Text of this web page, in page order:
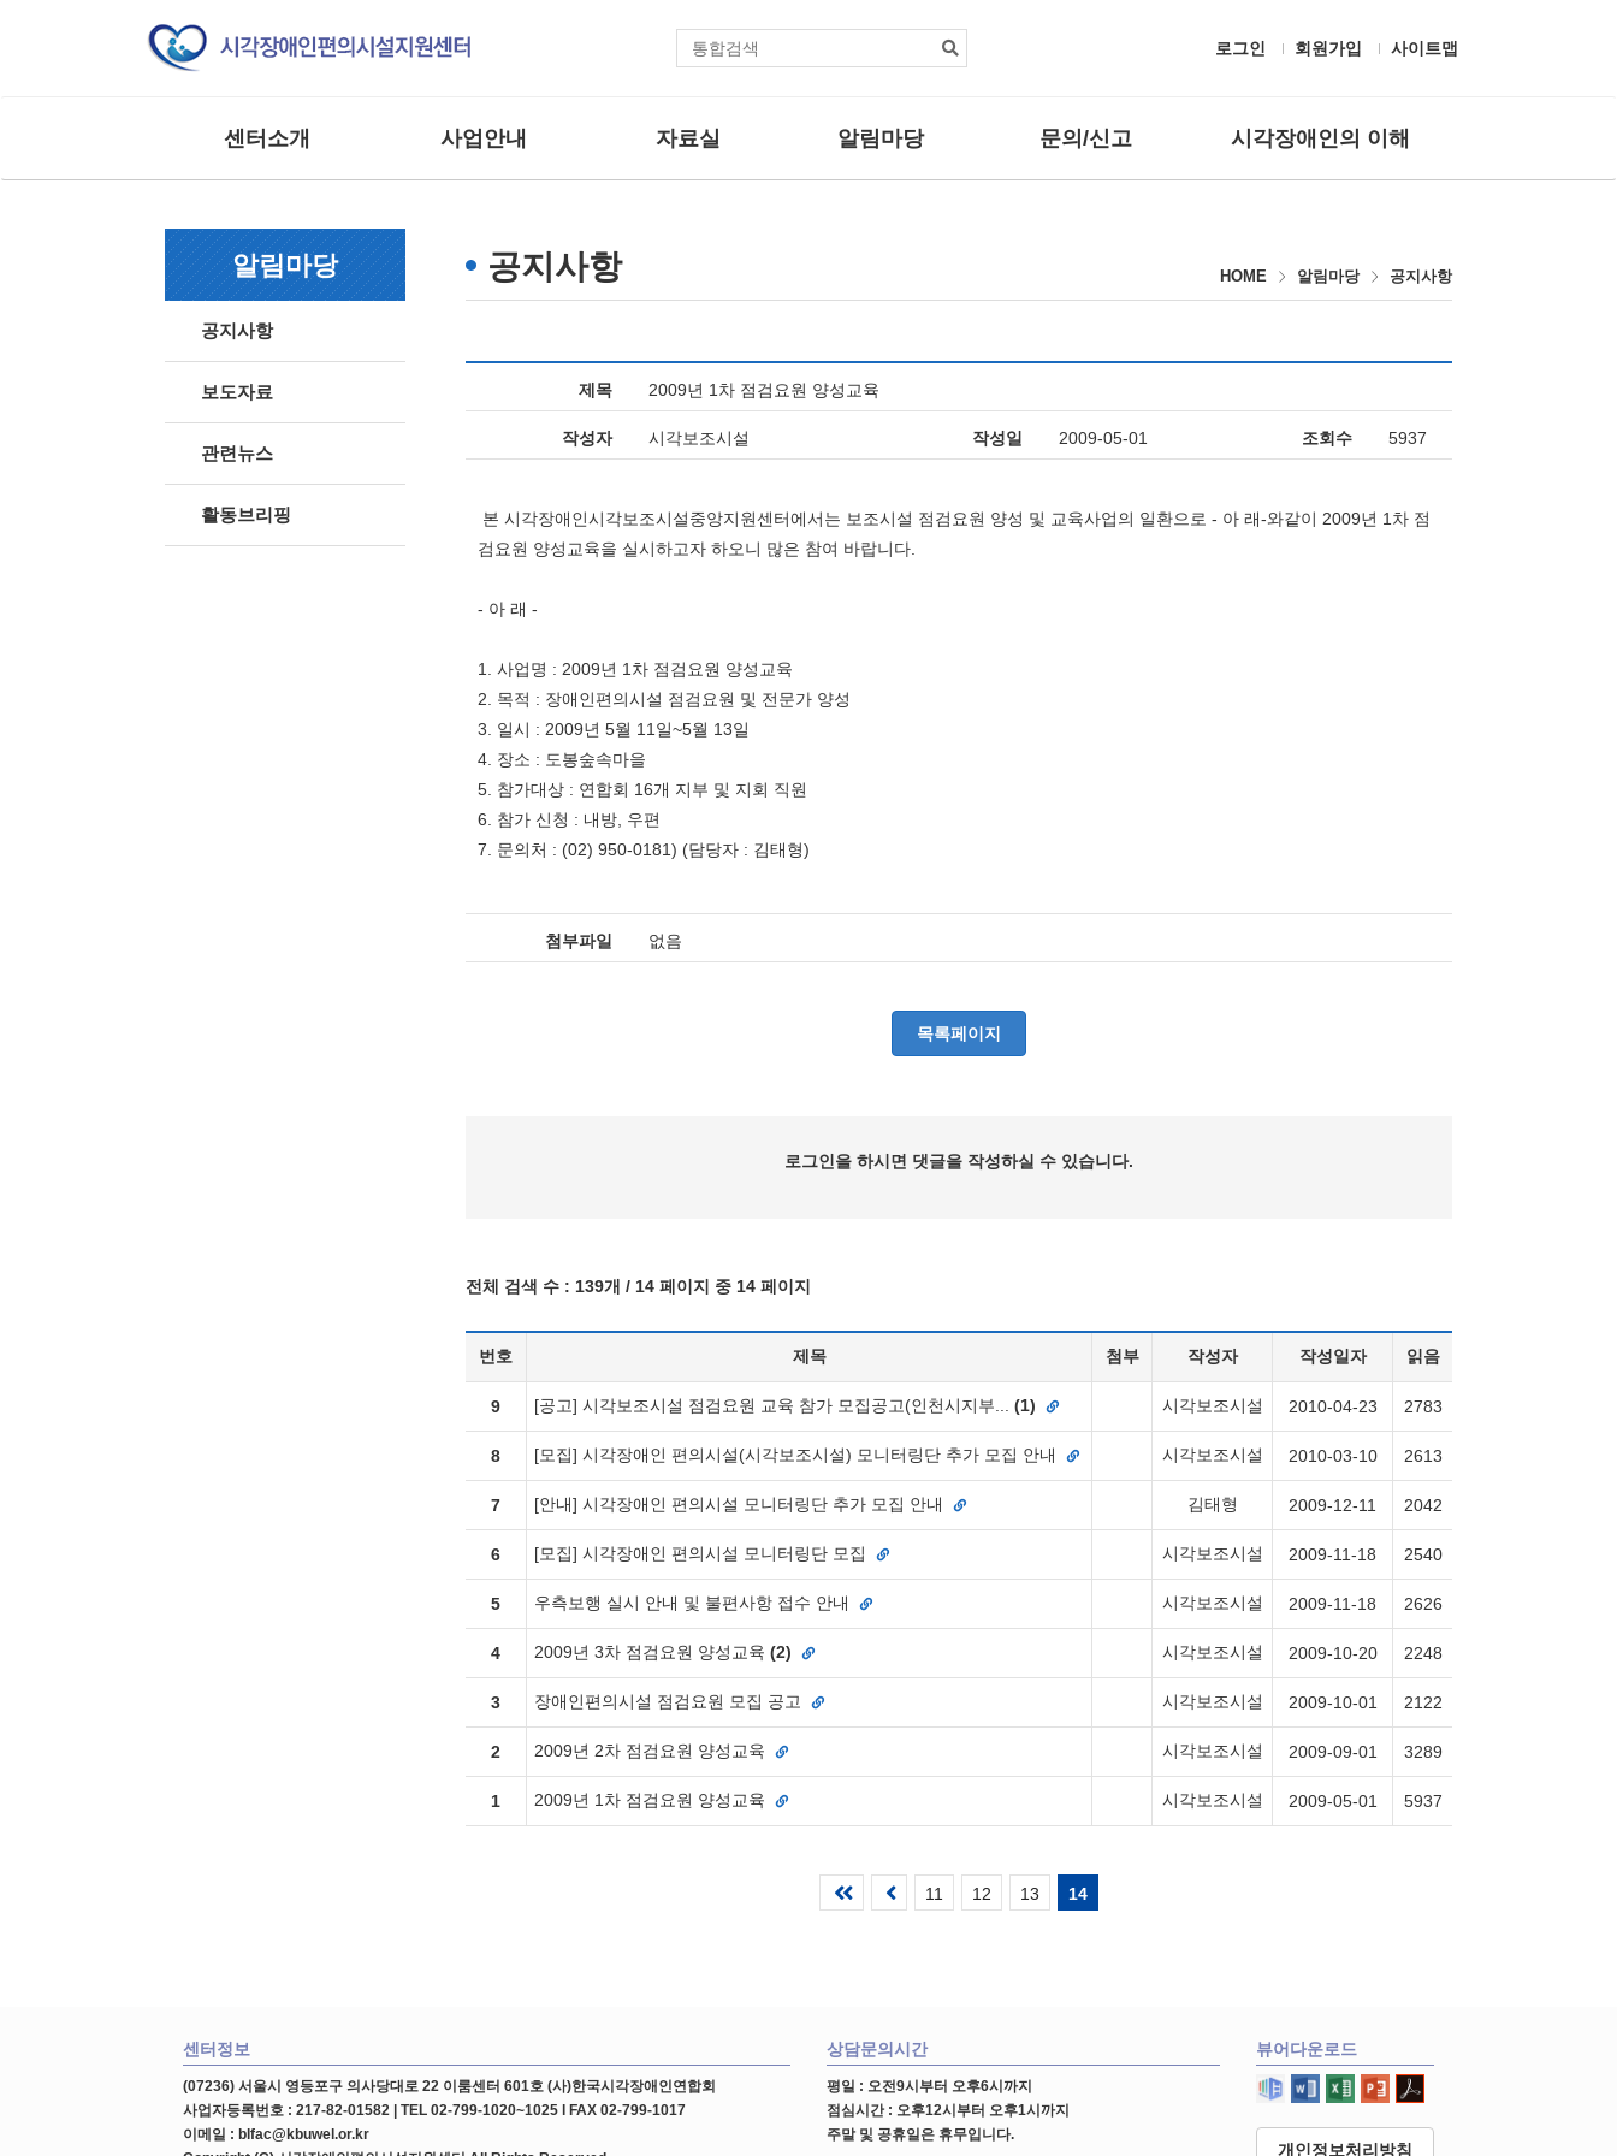
합
로그인 회원가입 사이트맵
센터소개
조직도
연혁
사업 및 행사
사업안내
모니터링 사업
연구 및 제도개선사업
기타 외부 용역 사업
자료실 알림마당 문의/신고 시각장애인의 이해
편의시설
알림마당
공지사항
보도자료
관련뉴스
활동브리핑
공지사항 HOME 알림마당 공지사항
제목 2009년 1차 점검요원 양성교육
작성자 시각보조시설 작성일 2009-05-01 조회수 5937
본 시각장애인시각보조시설중앙지원센터에서는 보조시설 점검요원 양성 및 교육사업의 일환으로 - 아 래-와같이 2009년 1차 점
검요원 양성교육을 실시하고자 하오니 많은 참여 바랍니다.
- 아 래 -
1. 사업명 : 2009년 1차 점검요원 양성교육
2. 목적 : 장애인편의시설 점검요원 및 전문가 양성
3. 일시 : 2009년 5월 11일~5월 13일
4. 장소 : 도봉숲속마을
5. 참가대상 : 연합회 16개 지부 및 지회 직원
6. 참가 신청 : 내방, 우편
7. 문의처 : (02) 950-0181) (담당자 : 김태형)
첨부파일 없음
목록페이지
로그인을 하시면 댓글을 작성하실 수 있습니다.
전체 검색 수 : 139개 / 14 페이지 중 14 페이지
번호 제목 첨부 작성자 작성일자 읽음
9 [공고] 시각보조시설 점검요원 교육 참가 모집공고(인천시지부... (1) 시각보조시설 2010-04-23 2783
8 [모집] 시각장애인 편의시설(시각보조시설) 모니터링단 추가 모집 안내 시각보조시설 2010-03-10 2613
7 [안내] 시각장애인 편의시설 모니터링단 추가 모집 안내 김태형 2009-12-11 2042
6 [모집] 시각장애인 편의시설 모니터링단 모집 시각보조시설 2009-11-18 2540
5 우측보행 실시 안내 및 불편사항 접수 안내 시각보조시설 2009-11-18 2626
4 2009년 3차 점검요원 양성교육 (2) 시각보조시설 2009-10-20 2248
3 장애인편의시설 점검요원 모집 공고 시각보조시설 2009-10-01 2122
2 2009년 2차 점검요원 양성교육 시각보조시설 2009-09-01 3289
1 2009년 1차 점검요원 양성교육 시각보조시설 2009-05-01 5937
첫
이
지
11 12 13 14
센터정보
(07236) 서울시 영등포구 의사당대로 22 이룸센터 601호 (사)한국시각장애인연합회
사업자등록번호 : 217-82-01582 | TEL 02-799-1020~1025 l FAX 02-799-1017
이메일 : blfac@kbuwel.or.kr
상담문의시간
평일 : 오전9시부터 오후6시까지
점심시간 : 오후12시부터 오후1시까지
주말 및 공휴일은 휴무입니다.
뷰어다운로드
개인정보처리방침